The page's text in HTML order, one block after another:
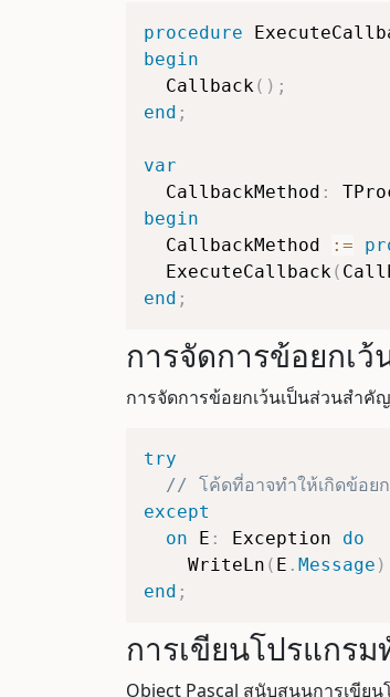
procedure
begin
  Callback
( ) ;
end ;
var
  CallbackMethod
:
begin
  CallbackMethod
:=
  ExecuteCallback
(
end ;
การจัดการข้อยกเว้
การจัดการข้อยกเว้นเป็นส่วนสำ
try
// โค้ดที่อาจทำให้เกิดข้อยก
except
on E : Exception do
    WriteLn
( E . Message )
end ;
การเขียนโปรแกรม
Object Pascal สนับสนุนการเขีย